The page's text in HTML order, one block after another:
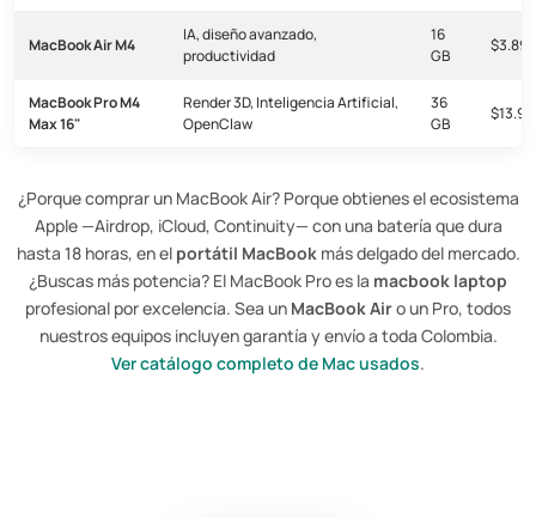
MacBook Air M4
IA, diseño avanzado,
productividad
16
GB
MacBook Pro M4
Max 16"
Render 3D, Inteligencia Artificial,
OpenClaw
36
GB
¿Porque comprar un MacBook Air? Porque obtienes el ecosistema
Apple —Airdrop, iCloud, Continuity— con una batería que dura
hasta 18 horas, en el portátil MacBookmás delgado del mercado.
¿Buscas más potencia? El MacBook Pro es la macbook laptop
profesional por excelencia. Sea un MacBook Airo un Pro, todos
nuestros equipos incluyen garantía y envío a toda Colombia.
Ver catálogo completo de Mac usados.